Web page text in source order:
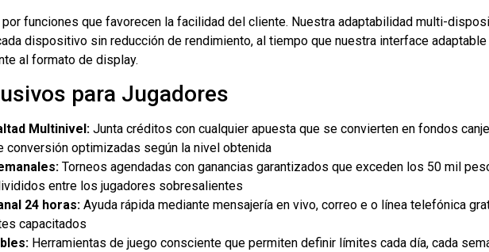
funciones que favorecen la facilidad del cliente. Nuestra adaptabilidad multi-
dispositivo sin reducción de rendimiento, al tiempo que nuestra interface
al formato de display.
para Jugadores
Multinivel: Junta créditos con cualquier apuesta que se convierten en fondos
conversión optimizadas según la nivel obtenida
Torneos agendadas con ganancias garantizados que exceden los 50 mil
entre los jugadores sobresalientes
24 horas: Ayuda rápida mediante mensajería en vivo, correo e o línea telefónica
capacitados
Herramientas de juego consciente que permiten definir límites cada día, cada